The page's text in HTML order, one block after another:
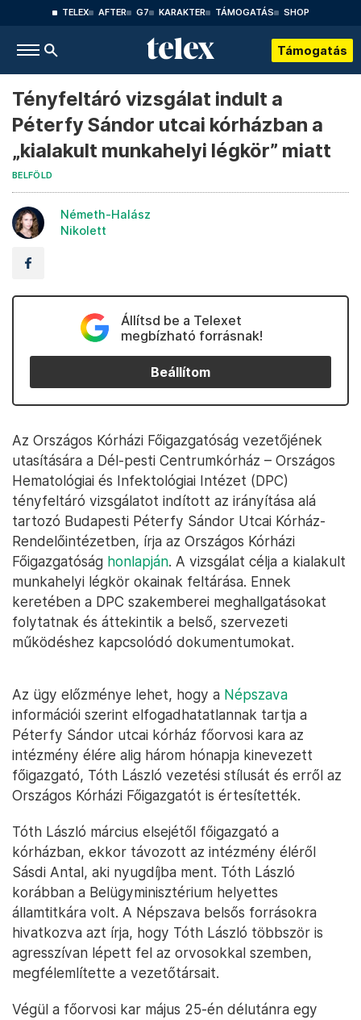
TELEX AFTER G7 KARAKTER TÁMOGATÁS SHOP
Támogatás
Tényfeltáró vizsgálat indult a
Péterfy Sándor utcai kórházban a
„kialakult munkahelyi légkör” miatt
BELFÖLD
Németh-Halász
Nikolett
Állítsd be a Telexet
megbízható forrásnak!
Beállítom
Az Országos Kórházi Főigazgatóság vezetőjének
utasítására a Dél-pesti Centrumkórház – Országos
Hematológiai és Infektológiai Intézet (DPC)
tényfeltáró vizsgálatot indított az irányítása alá
tartozó Budapesti Péterfy Sándor Utcai Kórház-
Rendelőintézetben, írja az Országos Kórházi
Főigazgatóság honlapján. A vizsgálat célja a kialakult
munkahelyi légkör okainak feltárása. Ennek
keretében a DPC szakemberei meghallgatásokat
folytatnak és áttekintik a belső, szervezeti
működéshez kapcsolódó dokumentumokat.
Az ügy előzménye lehet, hogy a Népszava
információi szerint elfogadhatatlannak tartja a
Péterfy Sándor utcai kórház főorvosi kara az
intézmény élére alig három hónapja kinevezett
főigazgató, Tóth László vezetési stílusát és erről az
Országos Kórházi Főigazgatót is értesítették.
Tóth László március elsejétől főigazgató a
kórházban, ekkor távozott az intézmény éléről
Sásdi Antal, aki nyugdíjba ment. Tóth László
korábban a Belügyminisztérium helyettes
államtitkára volt. A Népszava belsős forrásokra
hivatkozva azt írja, hogy Tóth László többször is
agresszívan lépett fel az orvosokkal szemben,
megfélemlítette a vezetőtársait.
Végül a főorvosi kar május 25-én délutánra egy